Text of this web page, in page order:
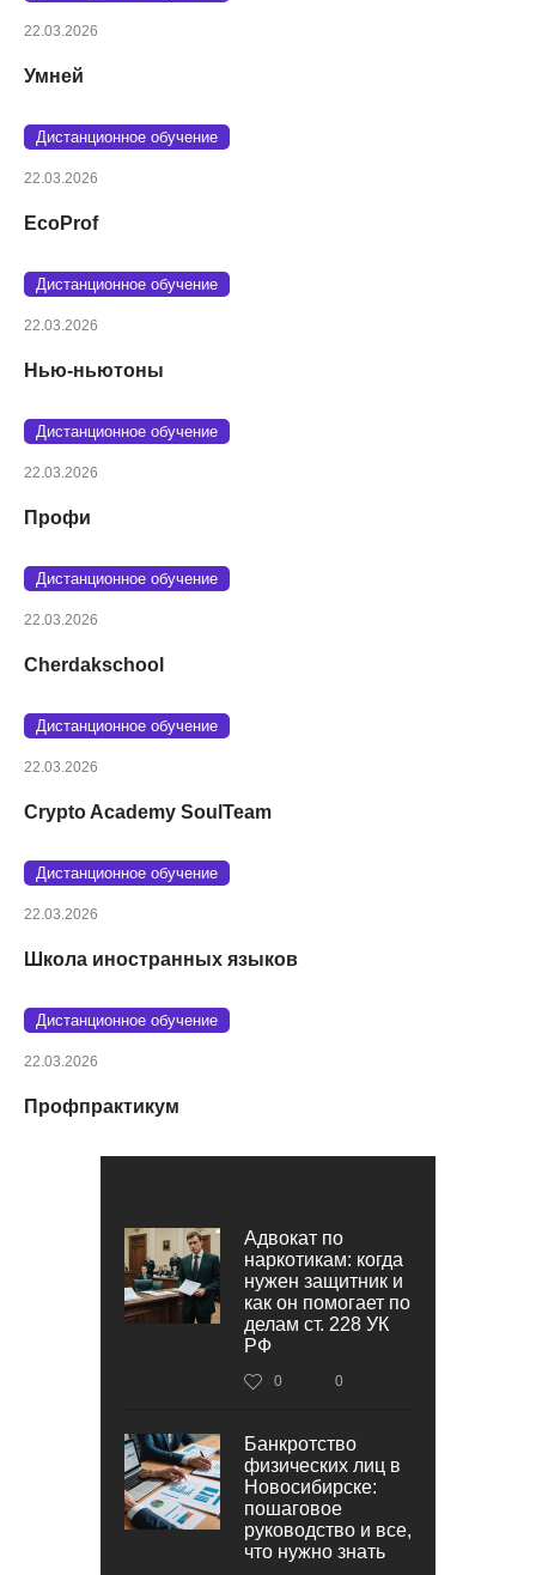
22.03.2026
Умней
Дистанционное обучение
22.03.2026
EcoProf
Дистанционное обучение
22.03.2026
Нью-ньютоны
Дистанционное обучение
22.03.2026
Профи
Дистанционное обучение
22.03.2026
Cherdakschool
Дистанционное обучение
22.03.2026
Crypto Academy SoulTeam
Дистанционное обучение
22.03.2026
Школа иностранных языков
Дистанционное обучение
22.03.2026
Профпрактикум
Адвокат по
наркотикам: когда
нужен защитник и
как он помогает по
делам ст. 228 УК
РФ
0 0
Банкротство
физических лиц в
Новосибирске:
пошаговое
руководство и все,
что нужно знать